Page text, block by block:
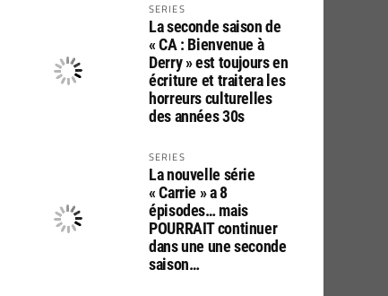
SERIES
La seconde saison de
« CA : Bienvenue à
Derry » est toujours en
écriture et traitera les
horreurs culturelles
des années 30s
SERIES
La nouvelle série
« Carrie » a 8
épisodes… mais
POURRAIT continuer
dans une une seconde
saison…